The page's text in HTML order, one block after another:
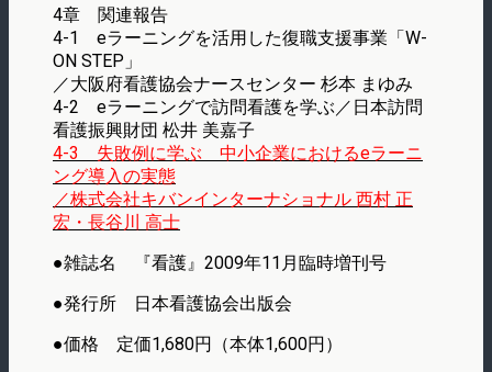
4章 関連報告
4-1 eラーニングを活用した復職支援事業「W-
ON STEP」
／大阪府看護協会ナースセンター 杉本 まゆみ
4-2 eラーニングで訪問看護を学ぶ／日本訪問
看護振興財団 松井 美嘉子
4-3 失敗例に学ぶ 中小企業におけるeラーニ
ング導入の実態
／株式会社キバンインターナショナル 西村 正
宏・長谷川 高士
●雑誌名 『看護』2009年11月臨時増刊号
●発行所 日本看護協会出版会
●価格 定価1,680円（本体1,600円）